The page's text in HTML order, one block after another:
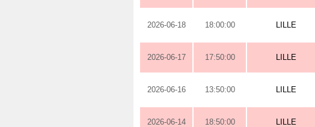
2026-06-18 18:00:00 LILLE
2026-06-17 17:50:00 LILLE
2026-06-16 13:50:00 LILLE
2026-06-14 18:50:00 LILLE